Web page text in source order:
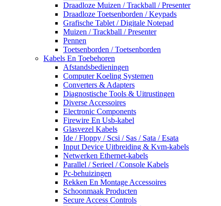
Draadloze Muizen / Trackball / Presenter
Draadloze Toetsenborden / Keypads
Grafische Tablet / Digitale Notepad
Muizen / Trackball / Presenter
Pennen
Toetsenborden / Toetsenborden
Kabels En Toebehoren
Afstandsbedieningen
Computer Koeling Systemen
Converters & Adapters
Diagnostische Tools & Uitrustingen
Diverse Accessoires
Electronic Components
Firewire En Usb-kabel
Glasvezel Kabels
Ide / Floppy / Scsi / Sas / Sata / Esata
Input Device Uitbreiding & Kvm-kabels
Netwerken Ethernet-kabels
Parallel / Serieel / Console Kabels
Pc-behuizingen
Rekken En Montage Accessoires
Schoonmaak Producten
Secure Access Controls